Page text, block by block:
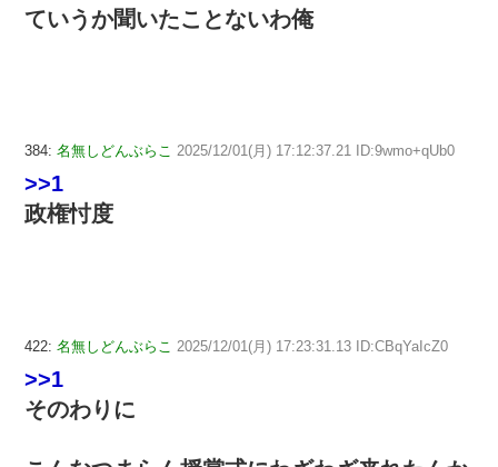
ていうか聞いたことないわ俺
384: 名無しどんぶらこ 2025/12/01(月) 17:12:37.21 ID:9wmo+qUb0
>>1
政権忖度
422: 名無しどんぶらこ 2025/12/01(月) 17:23:31.13 ID:CBqYaIcZ0
>>1
そのわりに